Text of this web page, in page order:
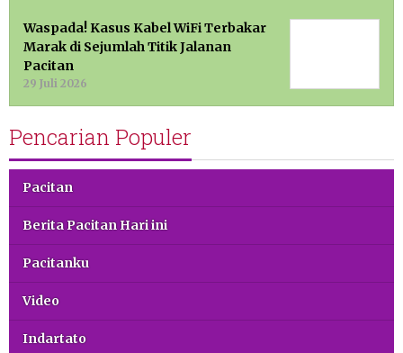
Waspada! Kasus Kabel WiFi Terbakar
Marak di Sejumlah Titik Jalanan
Pacitan
29 Juli 2026
Pencarian Populer
Pacitan
Berita Pacitan Hari ini
Pacitanku
Video
Indartato